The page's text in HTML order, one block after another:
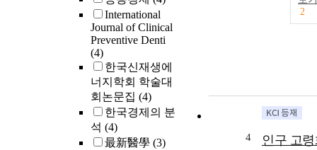
International
Journal of Clinical
Preventive Denti
(4)
한국신재생에
너지학회 학술대
회논문집 (4)
한국경제의 분
석 (4)
最新醫學 (3)
2
4
인구 고